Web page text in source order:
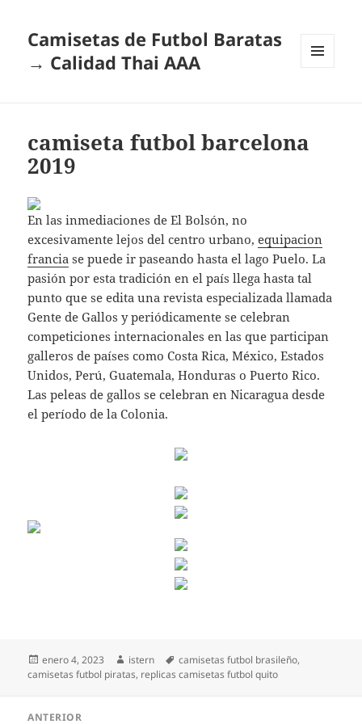
Camisetas de Futbol Baratas
→ Calidad Thai AAA
camiseta futbol barcelona
2019
En las inmediaciones de El Bolsón, no
excesivamente lejos del centro urbano,equipacion
francia se puede ir paseando hasta el lago Puelo. La
pasión por esta tradición en el país llega hasta tal
punto que se edita una revista especializada llamada
Gente de Gallos y periódicamente se celebran
competiciones internacionales en las que participan
galleros de países como Costa Rica, México, Estados
Unidos, Perú, Guatemala, Honduras o Puerto Rico.
Las peleas de gallos se celebran en Nicaragua desde
el período de la Colonia.
Publicado
el
enero 4, 2023 Autor
istern Etiquetas
camisetas futbol brasileño,
camisetas futbol piratas, replicas camisetas futbol quito
ANTERIOR